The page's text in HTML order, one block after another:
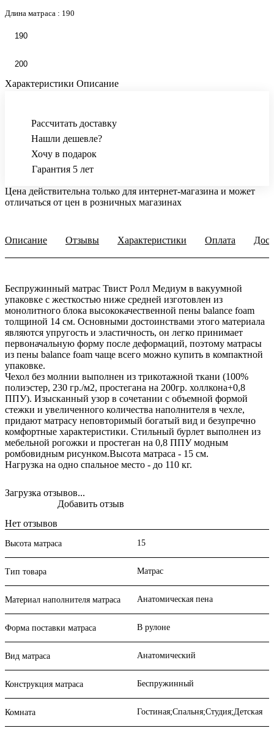
Длина матраса : 190
190
200
Характеристики Описание
Рассчитать доставку
Нашли дешевле?
Хочу в подарок
Гарантия 5 лет
Цена действительна только для интернет-магазина и может
отличаться от цен в розничных магазинах
Описание Отзывы Характеристики Оплата
Беспружинный матрас Твист Ролл Медиум в вакуумной
упаковке с жесткостью ниже средней изготовлен из
монолитного блока высококачественной пены balance foam
толщиной 14 см. Основными достоинствами этого материала
являются упругость и эластичность, он легко принимает
первоначальную форму после деформаций, поэтому матрасы
из пены balance foam чаще всего можно купить в компактной
упаковке.
Чехол без молнии выполнен из трикотажной ткани (100%
полиэстер, 230 гр./м2, простегана на 200гр. холлкона+0,8
ППУ). Изысканный узор в сочетании с объемной формой
стежки и увеличенного количества наполнителя в чехле,
придают матрасу неповторимый богатый вид и безупречно
комфортные характеристики. Стильный бурлет выполнен из
мебельной рогожки и простеган на 0,8 ППУ модным
ромбовидным рисунком.Высота матраса - 15 см.
Нагрузка на одно спальное место - до 110 кг.
Загрузка отзывов...
Нет отзывов
Добавить отзыв
Высота матраса 15
Тип товара Матрас
Материал наполнителя матраса Анатомическая пена
Форма поставки матраса В рулоне
Вид матраса Анатомический
Конструкция матраса Беспружинный
Комната Гостиная;Спальня;Студия;Детская